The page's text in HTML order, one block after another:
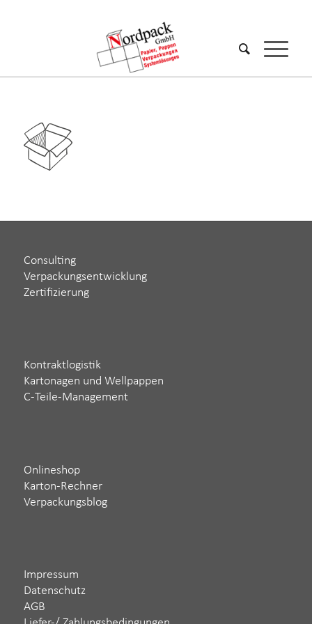
Consulting
Verpackungsentwicklung
Zertifizierung
Kontraktlogistik
Kartonagen und Wellpappen
C-Teile-Management
Onlineshop
Karton-Rechner
Verpackungsblog
Impressum
Datenschutz
AGB